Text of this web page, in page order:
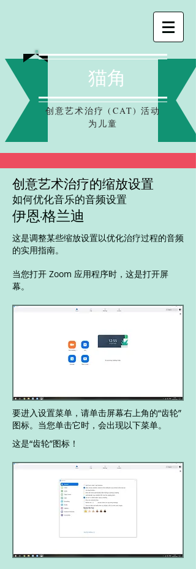
猫角
创意艺术治疗 (CAT) 活动
为儿童
创意艺术治疗的缩放设置
如何优化音乐的音频设置
伊恩·格兰迪
这是调整某些缩放设置以优化治疗过程的音频
的实用指南。
当您打开 Zoom 应用程序时，这是打开屏
幕。
要进入设置菜单，请单击屏幕右上角的“齿轮”
图标。当您单击它时，会出现以下菜单。
这是“齿轮”图标！